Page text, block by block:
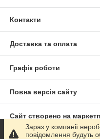
Контакти
Доставка та оплата
Графік роботи
Повна версія сайту
Сайт створено на
Зараз у компанії
повідомлення будуть